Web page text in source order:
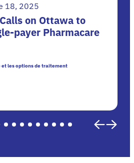
18, 2025
on Ottawa to
payer Pharmacare
et les options de traitement